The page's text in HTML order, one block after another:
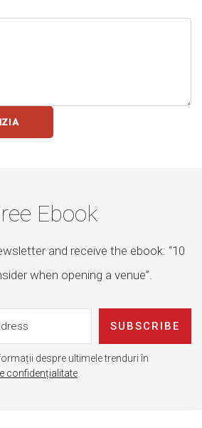
Ebook
and receive the ebook: “10
when opening a venue”.
SUBSCRIBE
despre ultimele trenduri în
confidențialitate